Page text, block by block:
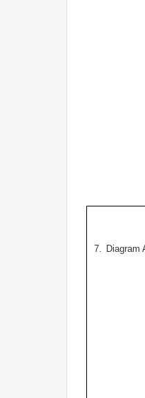
7. Diagram